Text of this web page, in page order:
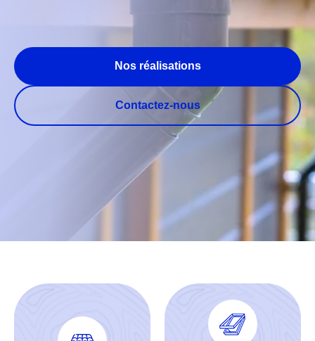
Nos réalisations
Contactez-nous